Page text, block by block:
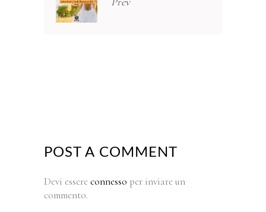
POST A COMMENT
Devi essere connesso per inviare un
commento.